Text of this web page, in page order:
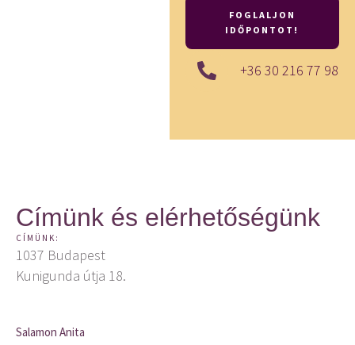
FOGLALJON
IDŐPONTOT!
+36 30 216 77 98
Címünk és elérhetőségünk
CÍMÜNK:
1037 Budapest
Kunigunda útja 18.
Salamon Anita